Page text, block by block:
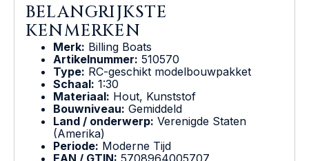
BELANGRIJKSTE
KENMERKEN
Merk: Billing Boats
Artikelnummer: 510570
Type: RC-geschikt modelbouwpakket
Schaal: 1:30
Materiaal: Hout, Kunststof
Bouwniveau: Gemiddeld
Land / onderwerp: Verenigde Staten
(Amerika)
Periode: Moderne Tijd
EAN / GTIN: 5708964005707